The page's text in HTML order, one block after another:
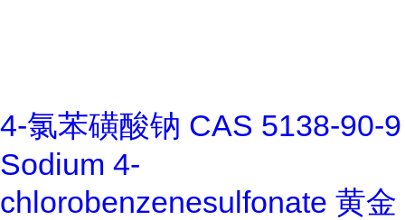
4-氯苯磺酸钠 CAS 5138-90-9
Sodium 4-
chlorobenzenesulfonate 黄金